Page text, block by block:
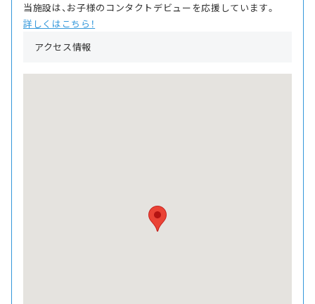
当施設は、お子様のコンタクトデビューを応援しています。
詳しくはこちら！
アクセス情報